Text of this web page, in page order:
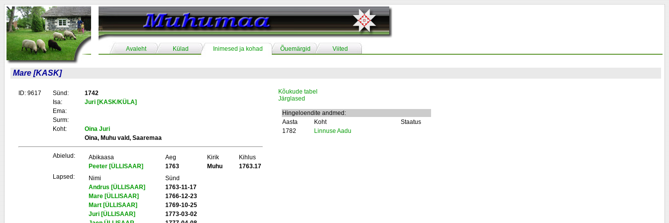
Avaleht Külad Inimesed ja kohad Õuemärgid Viited
Mare [KASK]
ID: 9617 Sünd:
1742
Isa:
Juri [KASK/KÜLA]
Ema:
Surm:
Koht:
Oina Juri
Oina, Muhu vald, Saaremaa
Abielud: Abikaasa Aeg Kirik
Kihlus
Peeter [ÜLLISAAR]
1763 Muhu
1763.17
Lapsed:
Nimi
Sünd
Andrus [ÜLLISAAR]
1763-11-17
Mare [ÜLLISAAR]
1766-12-23
Mart [ÜLLISAAR]
1769-10-25
Juri [ÜLLISAAR]
1773-03-02
Kõukude tabel
Järglased
Hingeloendite andmed:
Aasta
Koht
Staatus
1782
Linnuse Aadu